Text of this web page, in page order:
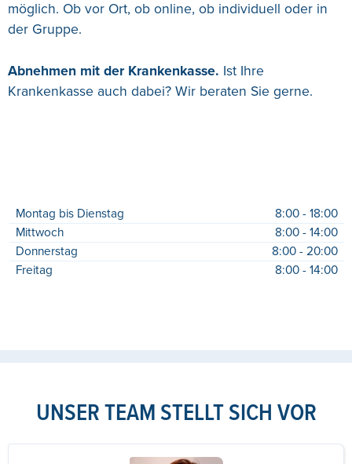
möglich. Ob vor Ort, ob online, ob individuell oder in
der Gruppe.
Abnehmen mit der Krankenkasse. Ist Ihre
Krankenkasse auch dabei? Wir beraten Sie gerne.
Montag bis Dienstag
8:00 - 18:00
Mittwoch
8:00 - 14:00
Donnerstag
8:00 - 20:00
Freitag
8:00 - 14:00
UNSER TEAM STELLT SICH VOR